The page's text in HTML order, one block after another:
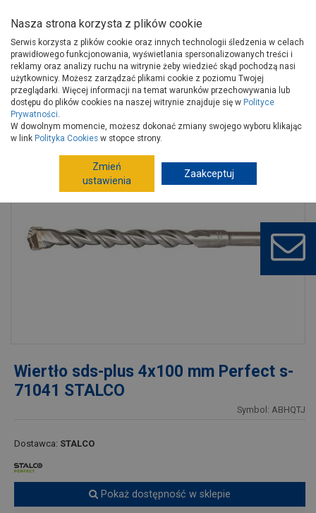
Strona główna Narzędzia
Elektronarzędzia, osprzęt
Akcesoria do elektronarzędzi
Wiertła, dłuta
Wiertło sds-plus 4x100 mm Perfect s-71041 STALCO
Wiertło sds-plus 4x100 mm Perfect s-
71041 STALCO
Symbol: ABHQTJ
Dostawca: STALCO
Pokaż dostępność w sklepie
Nasza strona korzysta z plików cookie
Serwis korzysta z plików cookie oraz innych technologii śledzenia w celach
prawidłowego funkcjonowania, wyświetlania spersonalizowanych treści i
reklamy oraz analizy ruchu na witrynie żeby wiedzieć skąd pochodzą nasi
użytkownicy. Możesz zarządzać plikami cookie z poziomu Twojej
przeglądarki. Więcej informacji na temat warunków przechowywania lub
dostępu do plików cookies na naszej witrynie znajduje się w Polityce
Prywatności.
W dowolnym momencie, możesz dokonać zmiany swojego wyboru klikając
w link Polityka Cookies w stopce strony.
Zmień
ustawienia
Zaakceptuj